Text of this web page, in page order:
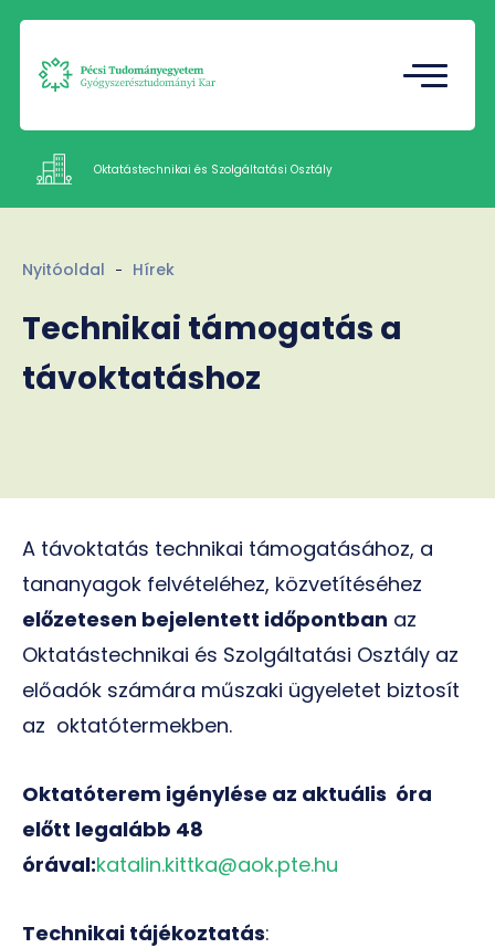
Intézetek
Munkatársak
Kapcsolat
Oktatástechnikai és Szolgáltatási Osztály
Nyitóoldal Hírek
Technikai támogatás a
távoktatáshoz
A távoktatás technikai támogatásához, a
tananyagok felvételéhez, közvetítéséhez
előzetesen bejelentett időpontban az
Oktatástechnikai és Szolgáltatási Osztály az
előadók számára műszaki ügyeletet biztosít
az oktatótermekben.
Oktatóterem igénylése az aktuális óra
előtt legalább 48
órával:katalin.kittka@aok.pte.hu
Technikai tájékoztatás: